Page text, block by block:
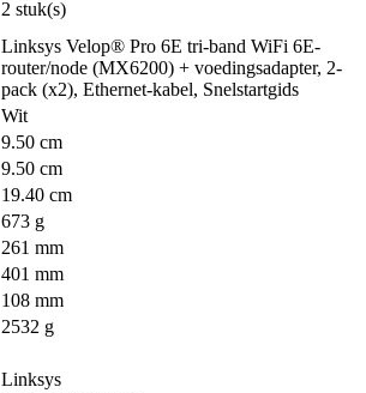
2 stuk(s)
Linksys Velop® Pro 6E tri-band WiFi 6E-
router/node (MX6200) + voedingsadapter, 2-
pack (x2), Ethernet-kabel, Snelstartgids
Wit
9.50 cm
9.50 cm
19.40 cm
673 g
261 mm
401 mm
108 mm
2532 g
Linksys